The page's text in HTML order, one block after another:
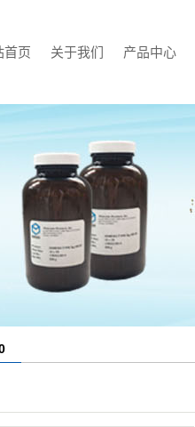
首页 关于我们
联系我们
资质证书
应用领域
产品中心
银分子筛